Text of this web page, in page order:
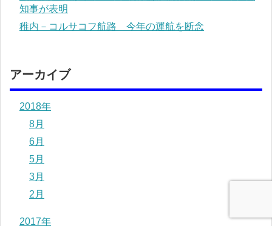
知事が表明
稚内－コルサコフ航路 今年の運航を断念
アーカイブ
2018年
8月
6月
5月
3月
2月
2017年